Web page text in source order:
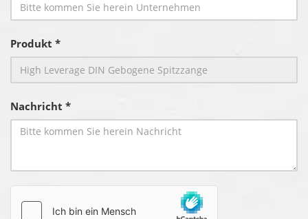
Produkt *
Nachricht *